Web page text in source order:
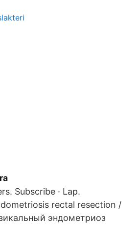
Subscribe · Lap.
rectal resection /
эндометриоз